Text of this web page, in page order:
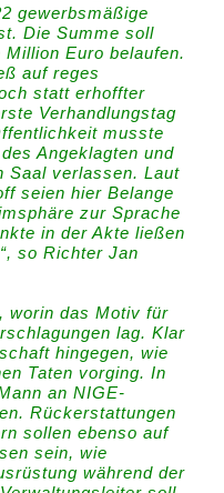
gewerbsmäßige
Die Summe soll
Euro belaufen.
auf reges
statt erhoffter
Verhandlungstag
musste
Angeklagten und
Saal verlassen. Laut
seien hier Belange
zur Sprache
in der Akte ließen
so Richter Jan
worin das Motiv für
lag. Klar
hingegen, wie
Taten vorging. In
an NIGE-
Rückerstattungen
sollen ebenso auf
sein, wie
während der